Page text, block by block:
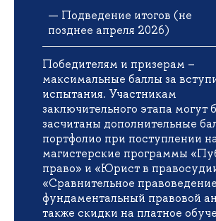
Подведение итогов (не
позднее апреля 2026)
Победителям и призерам –
максимальные баллы за
испытания. Участникам
заключительного этапа могут
засчитаны дополнительные
портфолио при поступлении
магистерские программы
право» и «Юрист в
«Сравнительное
фундаментальный правовой
также скидки на платное